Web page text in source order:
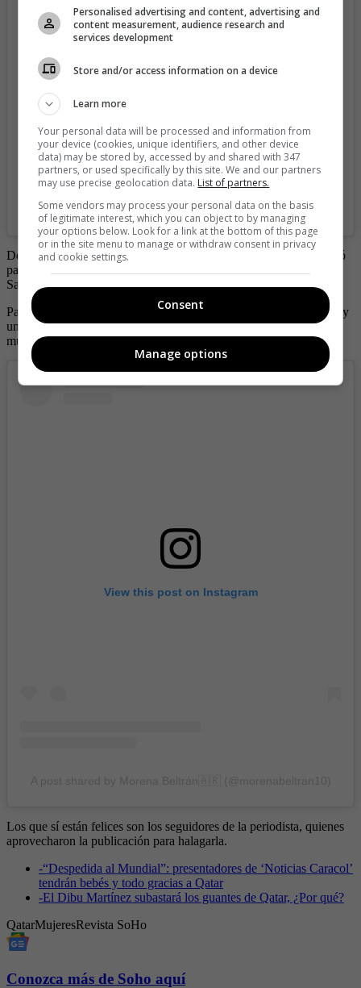
View this post on Instagram
A post shared by Morena Beltrán🇦🇷 (@morenabeltran10)
De hecho, fue ella misma la encargada de mostrar el
que lució
para apoyar a Argentina en el encuentro que tuvo contra Arabia
Saudita, el cual perdieron los argentinos.
Para el partido vistió un conjunto negro que contaba con pantalón y
un pequeñotopque aunque no dejaba ver mucho, para dicho país
muestra de más.
View this post on Instagram
Los que sí están felices son los seguidores de la periodista, quienes
aprovecharon la publicación para halagarla.
-“Despedida al Mundial”: presentadores de ‘Noticias Caracol’
tendrán bebés y todo gracias a Qatar
-El Dibu Martínez subastará los guantes de Qatar, ¿Por qué?
QatarMujeresRevista SoHo
Conozca más de Soho aquí
Personalised advertising and content, advertising and
content measurement, audience research and
services development
Store and/or access information on a device
Learn more
Your personal data will be processed and information from
your device (cookies, unique identifiers, and other device
data) may be stored by, accessed by and shared with 347
partners, or used specifically by this site. We and our partners
may use precise geolocation data. List of partners.
Some vendors may process your personal data on the basis
of legitimate interest, which you can object to by managing
your options below. Look for a link at the bottom of this page
or in the site menu to manage or withdraw consent in privacy
and cookie settings.
Consent
Manage options